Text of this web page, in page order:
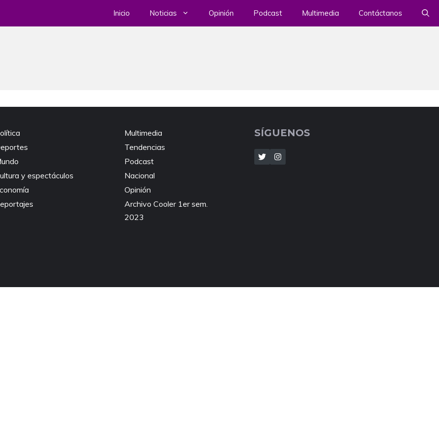
Inicio Noticias Opinión Podcast Multimedia Contáctanos
y espectáculos
Multimedia
Tendencias
Podcast
Nacional
Opinión
Archivo Cooler 1er sem.
2023
SÍGUENOS